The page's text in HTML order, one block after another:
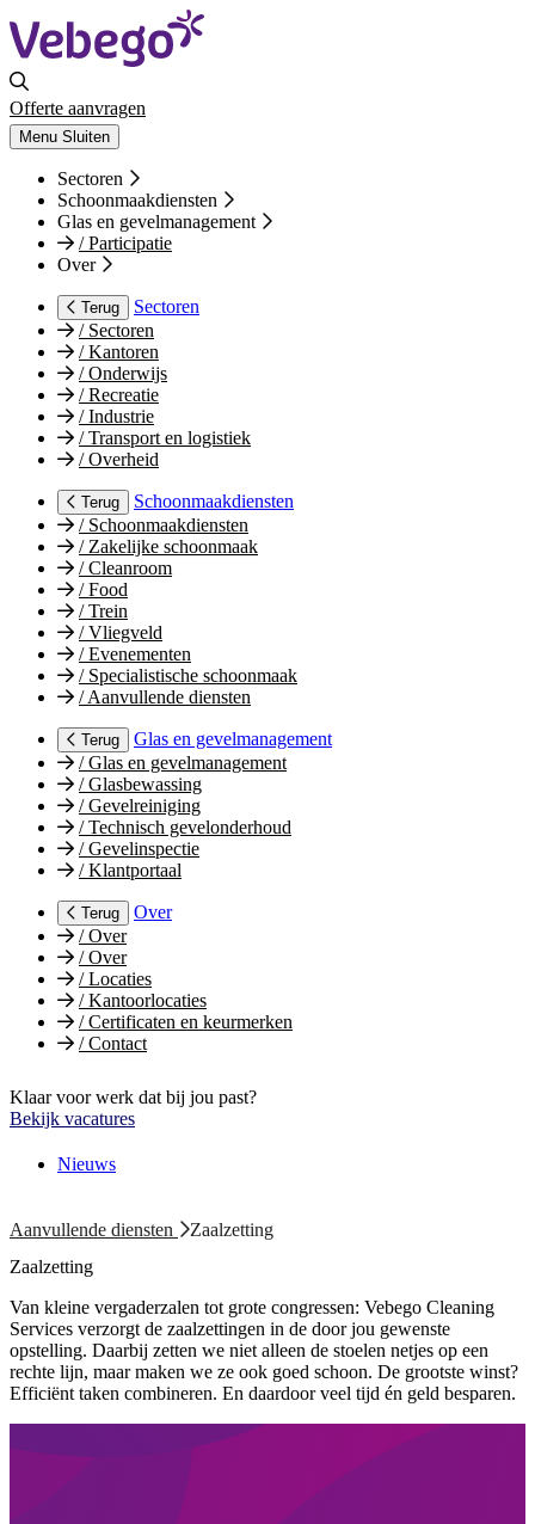
Offerte aanvragen
Menu Sluiten
Sectoren
Schoonmaakdiensten
Glas en gevelmanagement
/Participatie
Over
Terug
Sectoren
/Sectoren
/Kantoren
/Onderwijs
/Recreatie
/Industrie
/Transport en logistiek
/Overheid
Terug
Schoonmaakdiensten
/Schoonmaakdiensten
/Zakelijke schoonmaak
/Cleanroom
/Food
/Trein
/Vliegveld
/Evenementen
/Specialistische schoonmaak
/Aanvullende diensten
Terug
Glas en gevelmanagement
/Glas en gevelmanagement
/Glasbewassing
/Gevelreiniging
/Technisch gevelonderhoud
/Gevelinspectie
/Klantportaal
Terug
Over
/Over
/Over
/Locaties
/Kantoorlocaties
/Certificaten en keurmerken
/Contact
Klaar voor werk dat bij jou past?
Bekijk vacatures
Nieuws
Aanvullende diensten
Zaalzetting
Zaalzetting
Van kleine vergaderzalen tot grote congressen: Vebego Cleaning
Services verzorgt de zaalzettingen in de door jou gewenste
opstelling. Daarbij zetten we niet alleen de stoelen netjes op een
rechte lijn, maar maken we ze ook goed schoon. De grootste winst?
Efficiënt taken combineren. En daardoor veel tijd én geld besparen.